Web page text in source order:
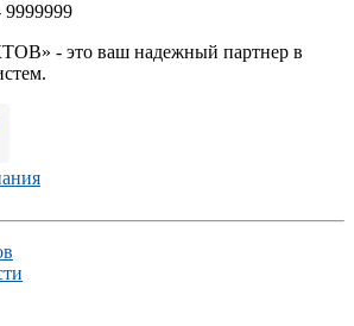
9999999
- это ваш надежный партнер в